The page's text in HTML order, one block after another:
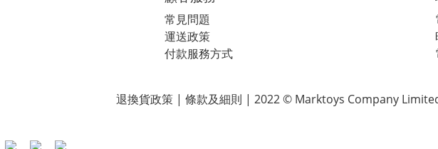
常見問題
運送政策
付款服務方式
退換貨政策 | 條款及細則 | 2022 © Marktoys Company